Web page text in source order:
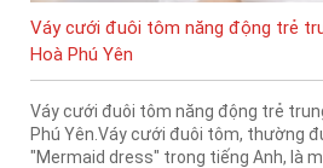
Váy cưới đuôi tôm năng động trẻ
Hoà Phú Yên
Váy cưới đuôi tôm năng động trẻ
Phú Yên.Váy cưới đuôi tôm, thường
"Mermaid dress" trong tiếng Anh, là